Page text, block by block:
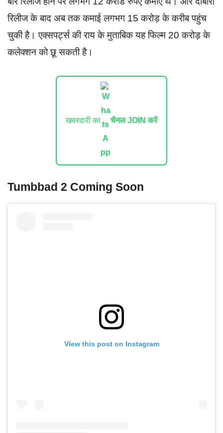
रिलीज के बाद अब तक कमाई लगभग 15 करोड़ के करीब पहुंच
चुकी है। एक्सपर्ट्स की राय के मुताबिक यह फिल्म 20 करोड़ के
कलेक्शन को छू सकती है।
खबरदारी का चैनल JOIN करें
Tumbbad 2 Coming Soon
View this post on Instagram